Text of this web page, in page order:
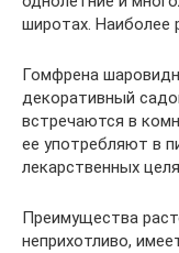
широтах. Наиболее
Гомфрена
декоративный
встречаются в
ее употребляют в
лекарственных
Преимущества
неприхотливо,